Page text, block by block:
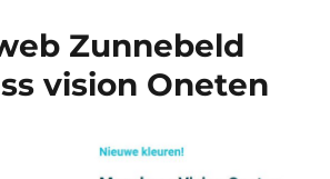
Zunnebeld
vision Oneten